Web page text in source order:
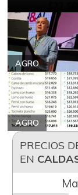
AGRO
AGRO
PRECIOS
EN